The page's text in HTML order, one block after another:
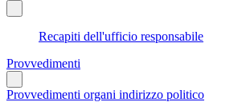
Recapiti dell'ufficio responsabile
Provvedimenti
Provvedimenti organi indirizzo politico